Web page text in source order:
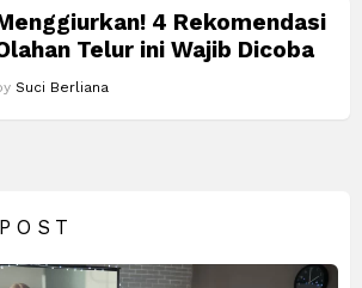
4 Rekomendasi
Telur ini Wajib Dicoba
Suci Berliana